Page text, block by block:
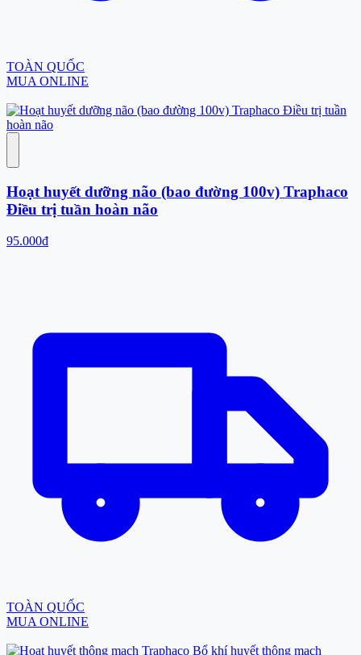
TOÀN QUỐC
MUA ONLINE
Hoạt huyết dưỡng não (bao đường 100v) Traphaco
Điều trị tuần hoàn não
95.000đ
TOÀN QUỐC
MUA ONLINE